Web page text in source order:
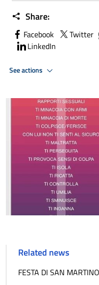
Share:
Facebook Twitter
LinkedIn
See actions
Related news
FESTA DI SAN